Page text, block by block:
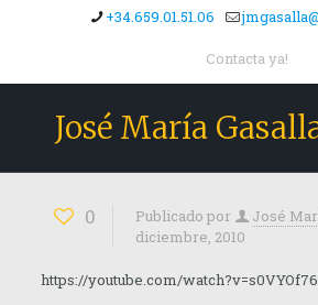
+34.659.01.51.06
Contacta ya!
José María
0 Publicado por José
diciembre, 2010
https://youtube.com/